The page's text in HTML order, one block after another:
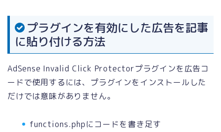
プラグインを有効にした広告を記事
に貼り付ける方法
AdSense Invalid Click Protectorプラグインを広告コ
ードで使用するには、プラグインをインストールした
だけでは意味がありません。
functions.phpにコードを書き足す